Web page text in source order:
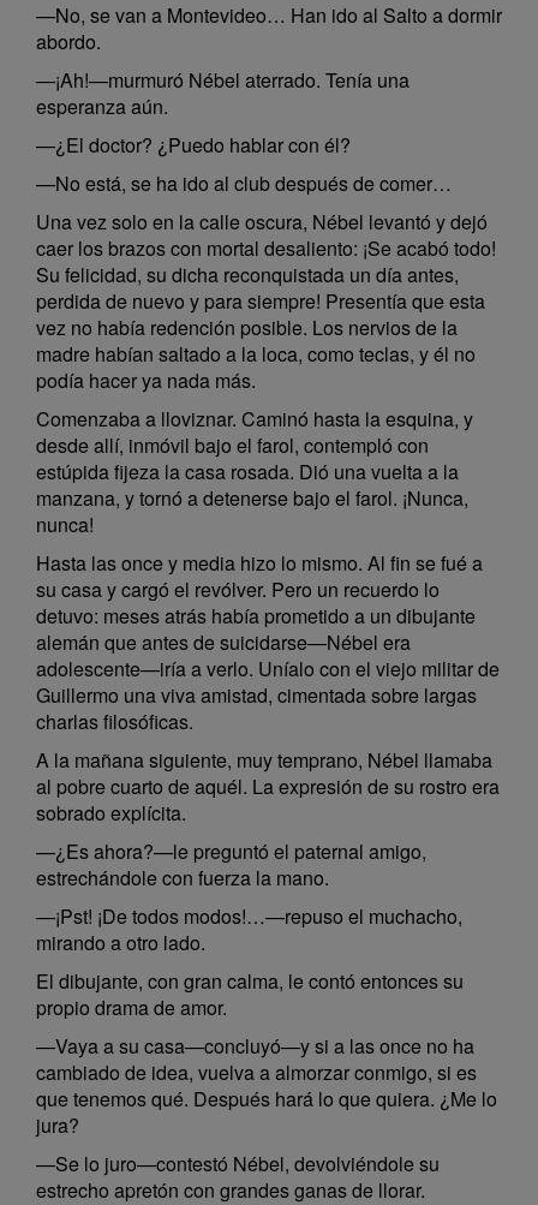
—No, se van a Montevideo… Han ido al Salto a dormir
abordo.
—¡Ah!—murmuró Nébel aterrado. Tenía una
esperanza aún.
—¿El doctor? ¿Puedo hablar con él?
—No está, se ha ido al club después de comer…
Una vez solo en la calle oscura, Nébel levantó y dejó
caer los brazos con mortal desaliento: ¡Se acabó todo!
Su felicidad, su dicha reconquistada un día antes,
perdida de nuevo y para siempre! Presentía que esta
vez no había redención posible. Los nervios de la
madre habían saltado a la loca, como teclas, y él no
podía hacer ya nada más.
Comenzaba a lloviznar. Caminó hasta la esquina, y
desde allí, inmóvil bajo el farol, contempló con
estúpida fijeza la casa rosada. Dió una vuelta a la
manzana, y tornó a detenerse bajo el farol. ¡Nunca,
nunca!
Hasta las once y media hizo lo mismo. Al fin se fué a
su casa y cargó el revólver. Pero un recuerdo lo
detuvo: meses atrás había prometido a un dibujante
alemán que antes de suicidarse—Nébel era
adolescente—iría a verlo. Uníalo con el viejo militar de
Guillermo una viva amistad, cimentada sobre largas
charlas filosóficas.
A la mañana siguiente, muy temprano, Nébel llamaba
al pobre cuarto de aquél. La expresión de su rostro era
sobrado explícita.
—¿Es ahora?—le preguntó el paternal amigo,
estrechándole con fuerza la mano.
—¡Pst! ¡De todos modos!…—repuso el muchacho,
mirando a otro lado.
El dibujante, con gran calma, le contó entonces su
propio drama de amor.
—Vaya a su casa—concluyó—y si a las once no ha
cambiado de idea, vuelva a almorzar conmigo, si es
que tenemos qué. Después hará lo que quiera. ¿Me lo
jura?
—Se lo juro—contestó Nébel, devolviéndole su
estrecho apretón con grandes ganas de llorar.